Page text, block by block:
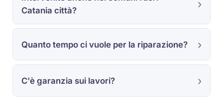
Catania città?
Quanto tempo ci vuole per la riparazione?
C'è garanzia sui lavori?